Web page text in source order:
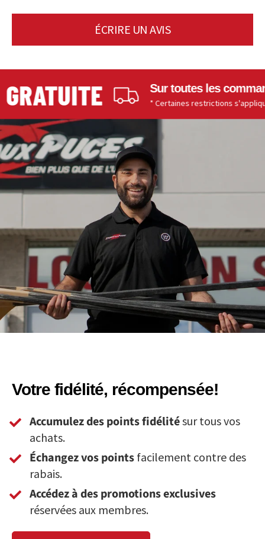
ÉCRIRE UN AVIS
Sur toutes les
* Certaines restrictions s'appliquent.
Votre fidélité, récompensée!
Accumulez des points fidélitésur tous vos
achats.
Échangez vos points facilement contre des
rabais.
Accédez à des promotions exclusives
réservées aux membres.